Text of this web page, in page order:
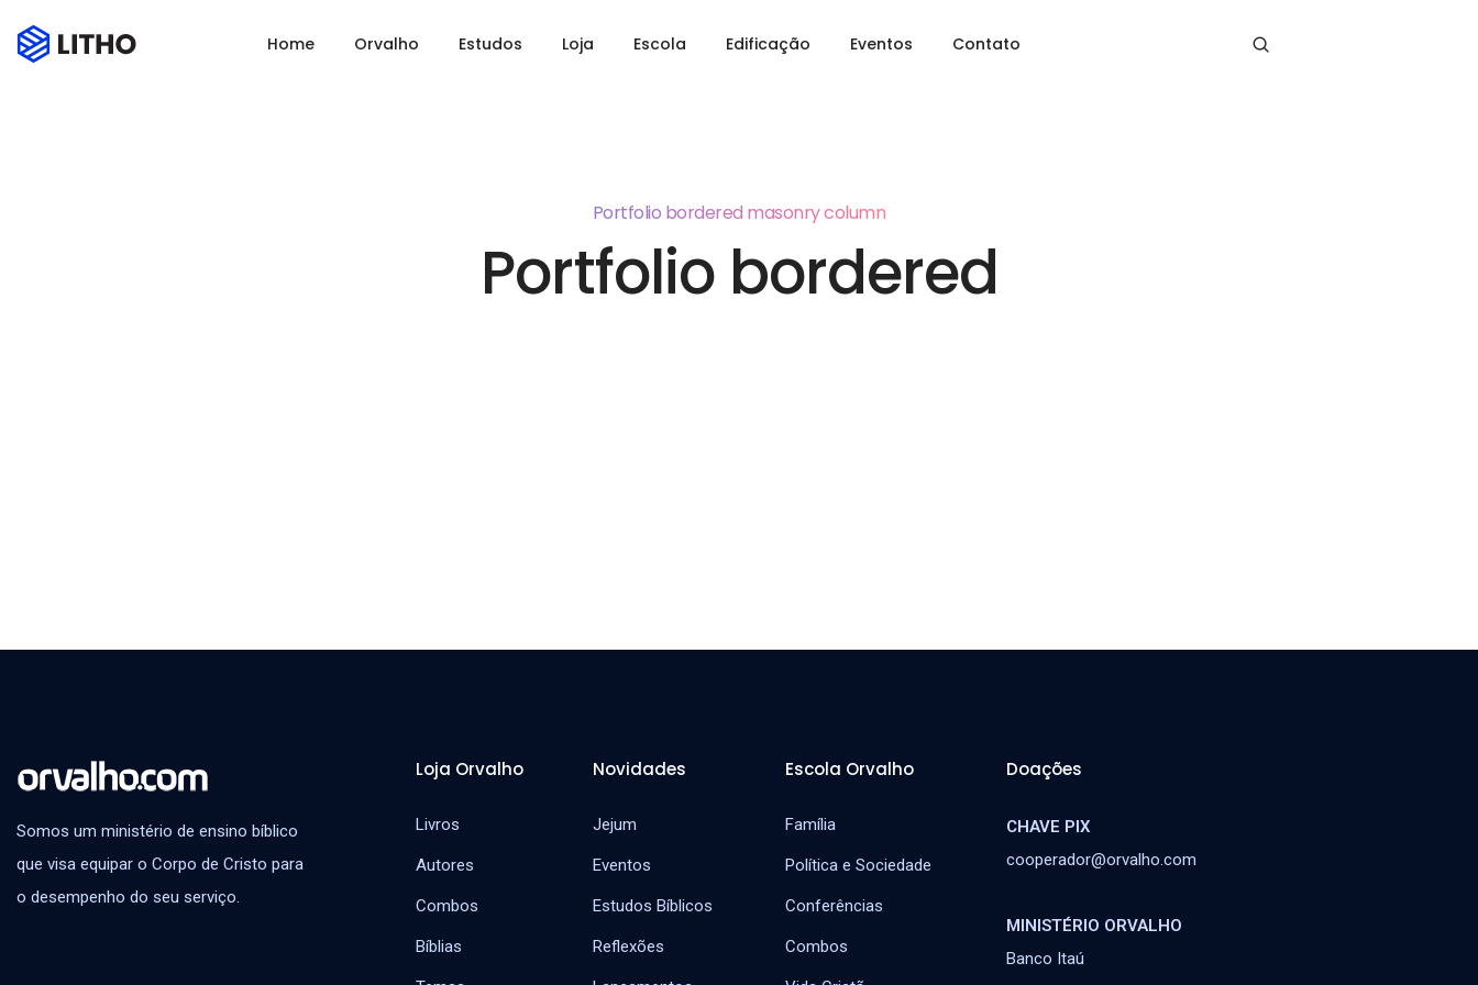
Home Orvalho Estudos Loja Escola Edificação Eventos Contato
Portfolio bordered masonry column
Portfolio bordered
Somos um ministério de ensino bíblico
que visa equipar o Corpo de Cristo para
o desempenho do seu serviço.
Loja Orvalho
Livros
Autores
Combos
Bíblias
Novidades
Jejum
Eventos
Estudos Bíblicos
Reflexões
Escola Orvalho
Família
Política e Sociedade
Conferências
Combos
Doações
CHAVE PIX
cooperador@orvalho.com
MINISTÉRIO ORVALHO
Banco Itaú